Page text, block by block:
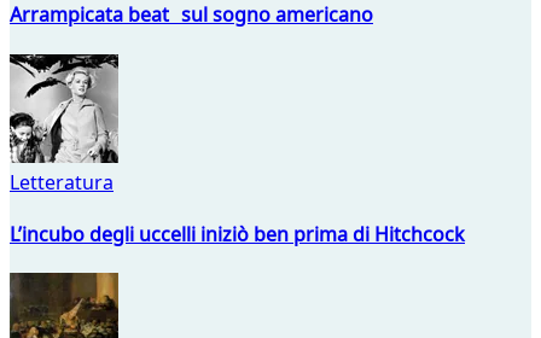
Arrampicata beat sul sogno americano
Letteratura
L’incubo degli uccelli iniziò ben prima di Hitchcock